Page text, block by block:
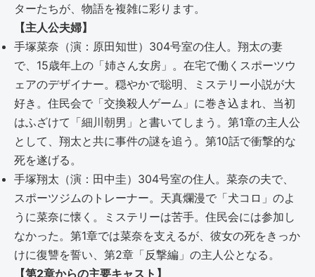
ターたちが、物語を複雑に彩ります。
【主人公夫婦】
手塚菜奈（演：原田知世）304号室の住人。翔太の妻
で、15歳年上の「姉さん女房」。在宅で働くスポーツウ
ェアのデザイナー。穏やかで聡明、ミステリー小説が大
好き。住民会で「交換殺人ゲーム」に巻き込まれ、当初
はふざけて「細川朝男」と書いてしまう。第1章の主人公
として、翔太と共に事件の謎を追う。第10話で衝撃的な
死を遂げる。
手塚翔太（演：田中圭）304号室の住人。菜奈の夫で、
スポーツジムのトレーナー。天真爛漫で「犬コロ」のよ
うに菜奈に懐く。ミステリーは苦手。住民会には参加し
なかった。第1章では菜奈を支えるが、彼女の死をきっか
けに復讐を誓い、第2章「反撃編」の主人公となる。
【第2章からの主要キャスト】